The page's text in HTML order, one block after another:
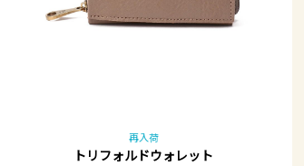
再入荷
トリフォルドウォレット